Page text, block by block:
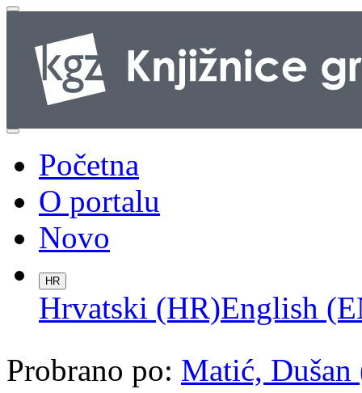
Početna
O portalu
Novo
HR
Hrvatski (HR)English
Probrano po: Matić,